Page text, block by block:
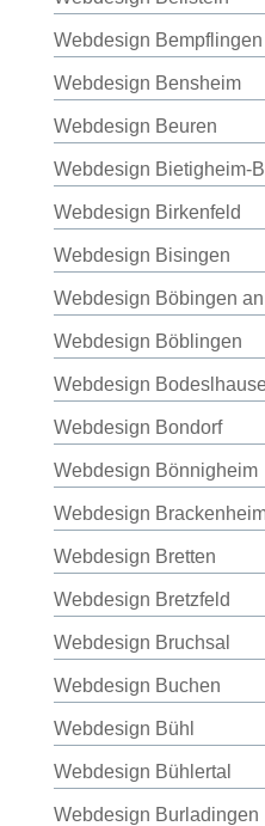
Webdesign Bempflingen
Webdesign Bensheim
Webdesign Beuren
Webdesign Bietigheim-
Webdesign Birkenfeld
Webdesign Bisingen
Webdesign Böbingen
Webdesign Böblingen
Webdesign
Webdesign Bondorf
Webdesign Bönnigheim
Webdesign
Webdesign Bretten
Webdesign Bretzfeld
Webdesign Bruchsal
Webdesign Buchen
Webdesign Bühl
Webdesign Bühlertal
Webdesign Burladingen